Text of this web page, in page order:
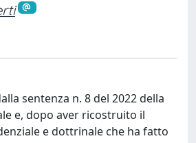
sentenza n. 8 del 2022 della
e, dopo aver ricostruito il
e dottrinale che ha fatto